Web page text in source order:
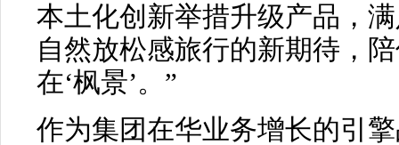
本土化创新举措升级产品，
自然放松感旅行的新期待，
在‘枫景’。”
作为集团在华业务增长的引